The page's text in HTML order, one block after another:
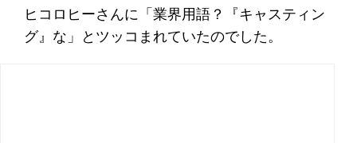
ヒコロヒーさんに「業界用語？『キャスティン
グ』な」とツッコまれていたのでした。